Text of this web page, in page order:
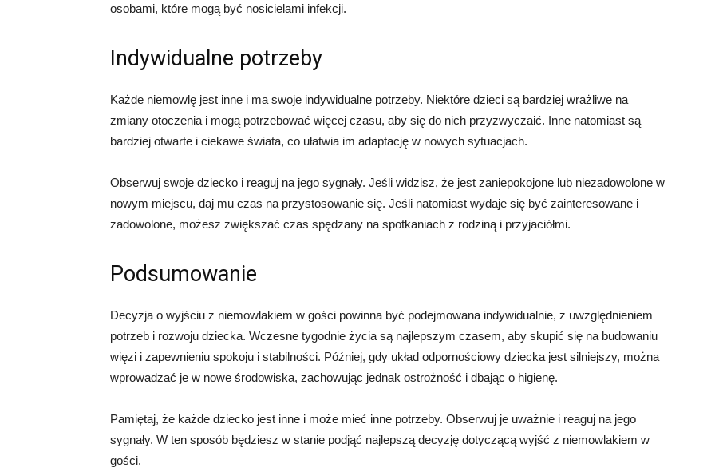
osobami, które mogą być nosicielami infekcji.
Indywidualne potrzeby
Każde niemowlę jest inne i ma swoje indywidualne potrzeby. Niektóre dzieci są bardziej wrażliwe na
zmiany otoczenia i mogą potrzebować więcej czasu, aby się do nich przyzwyczaić. Inne natomiast są
bardziej otwarte i ciekawe świata, co ułatwia im adaptację w nowych sytuacjach.
Obserwuj swoje dziecko i reaguj na jego sygnały. Jeśli widzisz, że jest zaniepokojone lub niezadowolone w
nowym miejscu, daj mu czas na przystosowanie się. Jeśli natomiast wydaje się być zainteresowane i
zadowolone, możesz zwiększać czas spędzany na spotkaniach z rodziną i przyjaciółmi.
Podsumowanie
Decyzja o wyjściu z niemowlakiem w gości powinna być podejmowana indywidualnie, z uwzględnieniem
potrzeb i rozwoju dziecka. Wczesne tygodnie życia są najlepszym czasem, aby skupić się na budowaniu
więzi i zapewnieniu spokoju i stabilności. Później, gdy układ odpornościowy dziecka jest silniejszy, można
wprowadzać je w nowe środowiska, zachowując jednak ostrożność i dbając o higienę.
Pamiętaj, że każde dziecko jest inne i może mieć inne potrzeby. Obserwuj je uważnie i reaguj na jego
sygnały. W ten sposób będziesz w stanie podjąć najlepszą decyzję dotyczącą wyjść z niemowlakiem w
gości.